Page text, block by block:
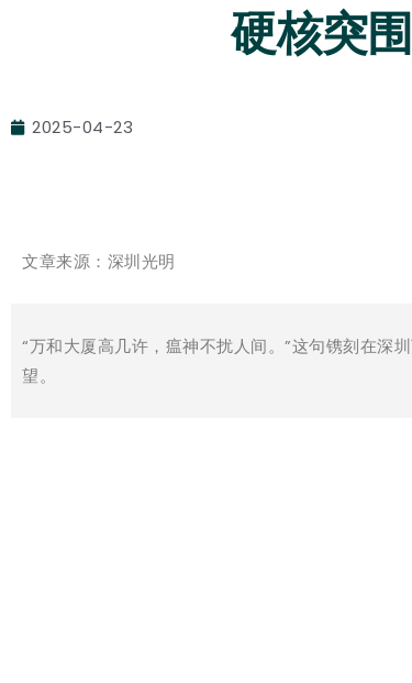
硬核突
2025-04-23
文章来源：深圳光明
“万和大厦高几许，瘟神不扰人间。”这句镌刻在深
望。